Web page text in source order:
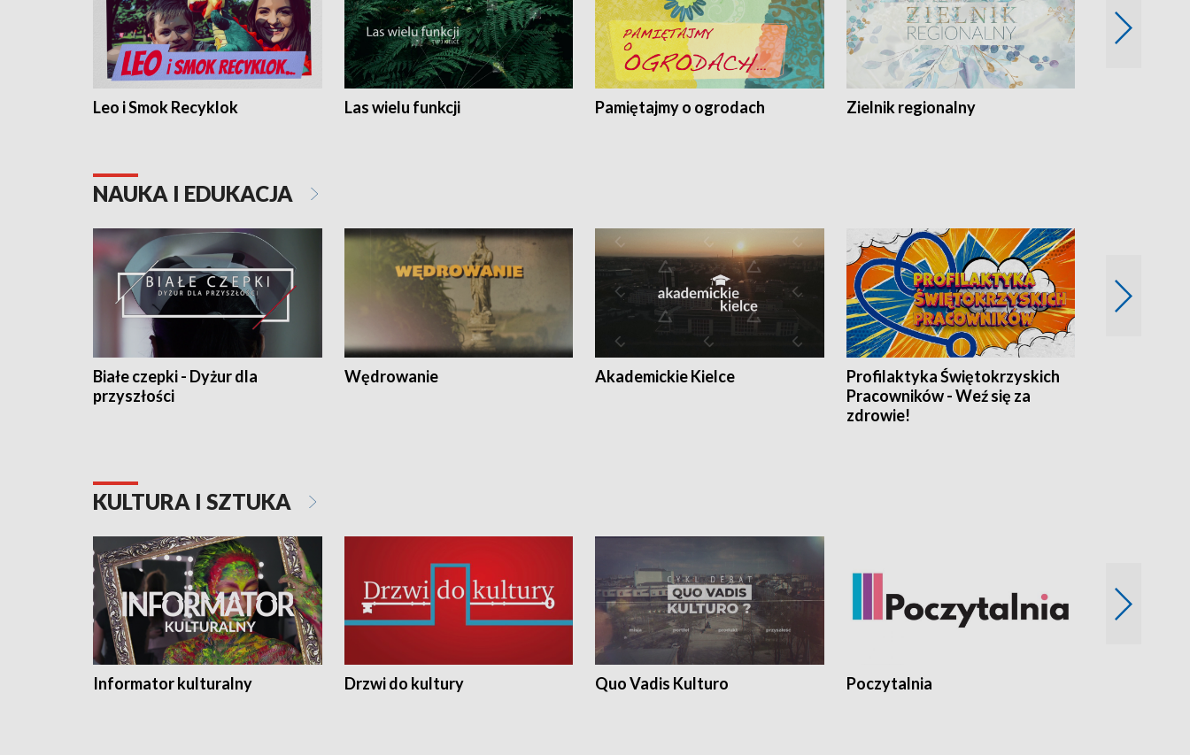
Leo i Smok Recyklok Las wielu funkcji Pamiętajmy o ogrodach Zielnik regionalny
NAUKA I EDUKACJA
Białe czepki - Dyżur dla
przyszłości
Wędrowanie Akademickie Kielce
Profilaktyka Świętokrzyskich
Pracowników - Weź się za
zdrowie!
KULTURA I SZTUKA
Informator kulturalny Drzwi do kultury Quo Vadis Kulturo Poczytalnia